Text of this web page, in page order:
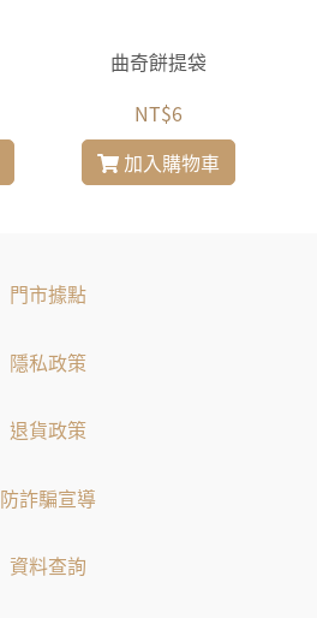
曲奇餅提袋
NT$6
加入購物車
門市據點
隱私政策
退貨政策
防詐騙宣導
資料查詢